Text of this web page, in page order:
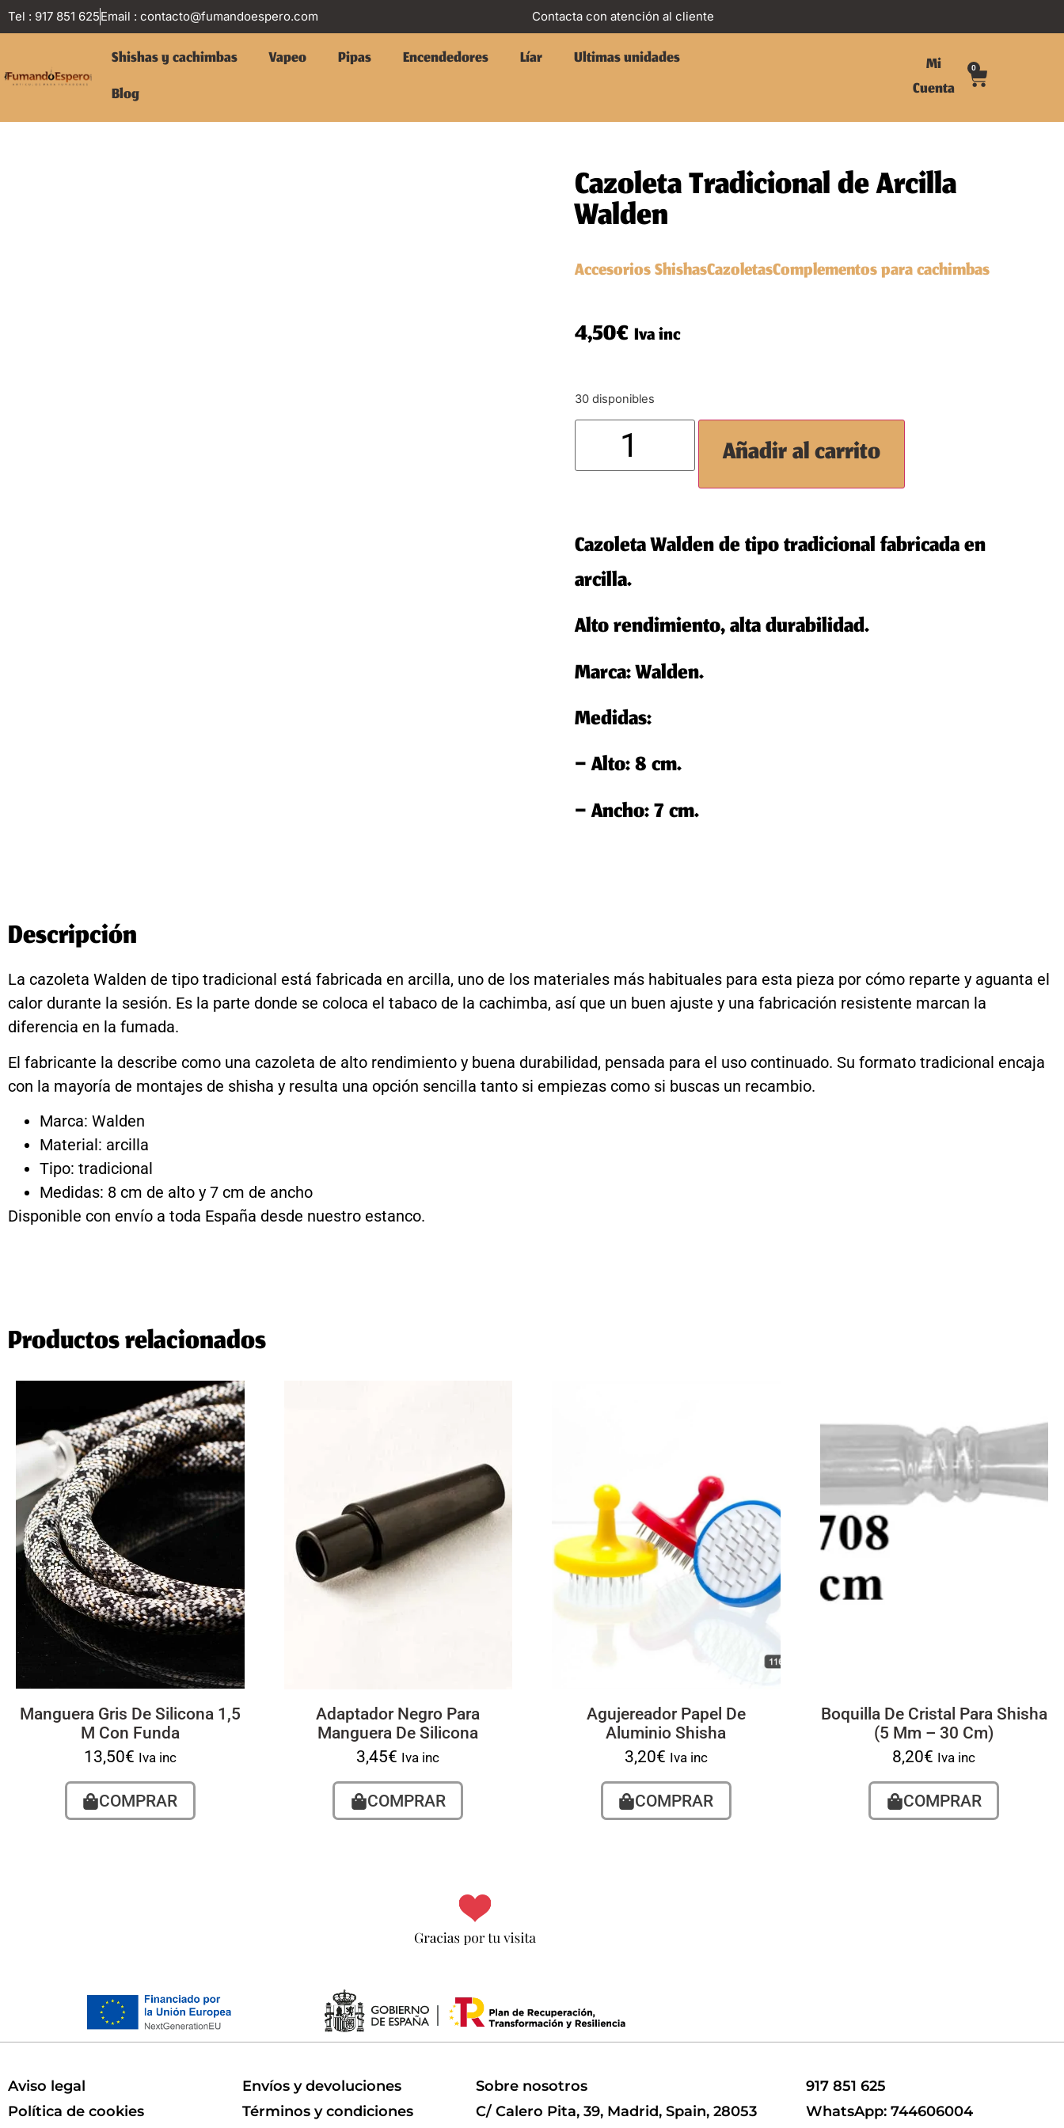
Tel : 917 851 625Email : contacto@fumandoespero.com Contacta con atención al cliente
Shishas y cachimbas Vapeo Pipas Encendedores Líar
Ultimas unidades
Blog
Mi
Cuenta
0
Cazoleta Tradicional de Arcilla
Walden
Accesorios ShishasCazoletasComplementos para cachimbas
4,50€Iva inc
30 disponibles
Añadir al carrito
Cazoleta Walden de tipo tradicional fabricada en
arcilla.
Alto rendimiento, alta durabilidad.
Marca: Walden.
Medidas:
– Alto: 8 cm.
– Ancho: 7 cm.
Descripción
La cazoleta Walden de tipo tradicional está fabricada en arcilla, uno de los materiales más habituales para esta pieza por cómo reparte y aguanta el
calor durante la sesión. Es la parte donde se coloca el tabaco de la cachimba, así que un buen ajuste y una fabricación resistente marcan la
diferencia en la fumada.
El fabricante la describe como una cazoleta de alto rendimiento y buena durabilidad, pensada para el uso continuado. Su formato tradicional encaja
con la mayoría de montajes de shisha y resulta una opción sencilla tanto si empiezas como si buscas un recambio.
Marca: Walden
Material: arcilla
Tipo: tradicional
Medidas: 8 cm de alto y 7 cm de ancho
Disponible con envío a toda España desde nuestro estanco.
Productos relacionados
Manguera Gris De Silicona 1,5
M Con Funda
13,50€ Iva inc
COMPRAR
Adaptador Negro Para
Manguera De Silicona
3,45€ Iva inc
COMPRAR
Agujereador Papel De
Aluminio Shisha
3,20€ Iva inc
COMPRAR
Boquilla De Cristal Para Shisha
(5 Mm – 30 Cm)
8,20€ Iva inc
COMPRAR
Aviso legal
Política de cookies
Envíos y devoluciones
Términos y condiciones
Sobre nosotros
C/ Calero Pita, 39, Madrid, Spain, 28053
917 851 625
WhatsApp: 744606004